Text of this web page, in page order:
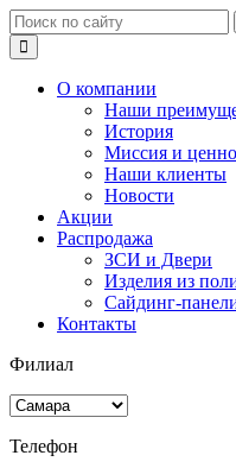
О компании
Наши
История
Миссия и
Наши клиенты
Новости
Акции
Распродажа
ЗСИ и Двери
Изделия из
Сайдинг-
Контакты
Филиал
Телефон